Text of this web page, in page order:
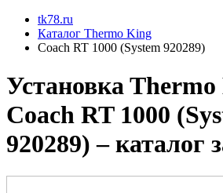
tk78.ru
Каталог Thermo King
Coach RT 1000 (System 920289)
Установкa
Coach RT 1000
920289) – каталог